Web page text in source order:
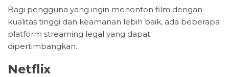
Bagi pengguna yang ingin menonton film dengan
kualitas tinggi dan keamanan lebih baik, ada beberapa
platform streaming legal yang dapat
dipertimbangkan.
Netflix